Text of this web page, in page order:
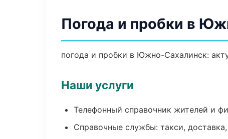
Погода и пробки в
погода и пробки в Южно-Сахалинск:
Наши услуги
Телефонный справочник жителей и
Справочные службы: такси, доставка,